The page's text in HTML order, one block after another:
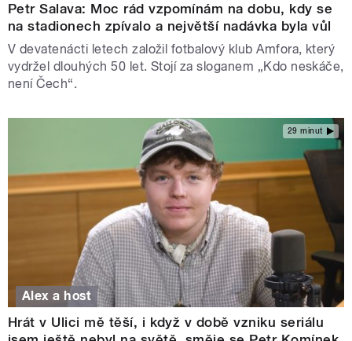
Petr Salava: Moc rád vzpomínám na dobu, kdy se
na stadionech zpívalo a největší nadávka byla vůl
V devatenácti letech založil fotbalový klub Amfora, který
vydržel dlouhých 50 let. Stojí za sloganem „Kdo neskáče,
není Čech“.
29 minut
Alex a host
Hrát v Ulici mě těší, i když v době vzniku seriálu